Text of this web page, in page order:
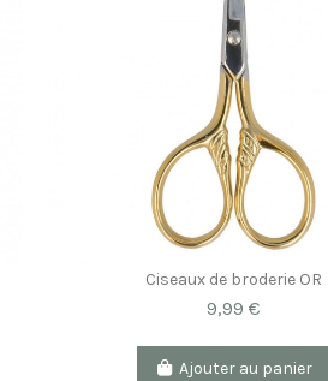
Ciseaux de broderie OR
9,99 €
Ajouter au panier